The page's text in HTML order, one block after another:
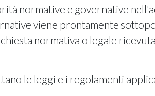
normative e governative
viene prontamente
normativa o legale
le leggi e i regolamenti